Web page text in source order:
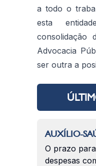
a todo o
esta
consolidação
Advocacia
ser outra a
AUXÍLIO-
O prazo
despesas